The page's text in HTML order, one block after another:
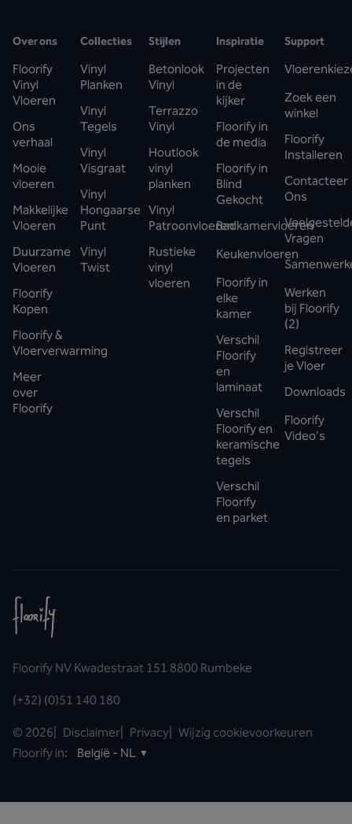
Over ons
Floorify
Vinyl
Vloeren
Ons
verhaal
Mooie
vloeren
Makkelijke
Vloeren
Duurzame
Vloeren
Floorify
Kopen
Floorify &
Vloerverwarming
Meer
over
Floorify
Collecties
Vinyl
Planken
Vinyl
Tegels
Vinyl
Visgraat
Vinyl
Hongaarse
Punt
Vinyl
Twist
Stijlen
Betonlook
Vinyl
Terrazzo
Vinyl
Houtlook
vinyl
planken
Vinyl
Patroonvloeren
Rustieke
vinyl
vloeren
Inspiratie
Projecten
in de
kijker
Floorify in
de media
Floorify in
Blind
Gekocht
Badkamervloeren
Keukenvloeren
Floorify in
elke
kamer
Verschil
Floorify
en
laminaat
Verschil
Floorify en
keramische
tegels
Verschil
Floorify
en parket
Support
Zoek een
winkel
Floorify
Installeren
Contacteer
Ons
Vragen
Werken
bij Floorify
(2)
Registreer
je Vloer
Downloads
Floorify
Video's
Floorify NV Kwadestraat 151 8800 Rumbeke
(+32) (0)51 140 180
© 2026 Disclaimer Privacy
Wijzig cookievoorkeuren
Floorify in:
België - NL ▼